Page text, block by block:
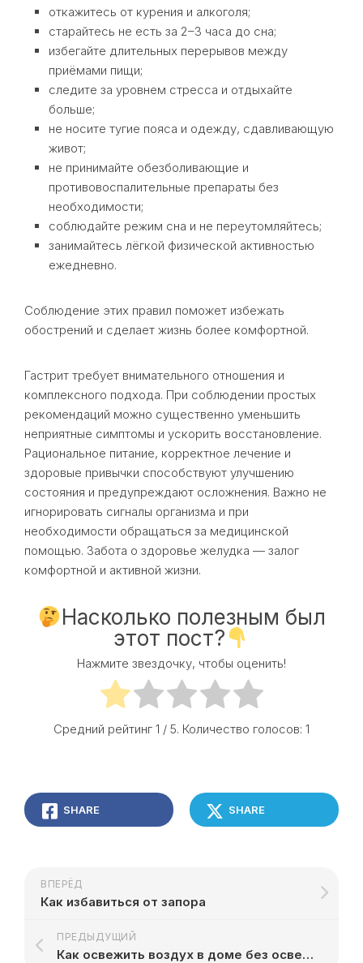
откажитесь от курения и алкоголя;
старайтесь не есть за 2–3 часа до сна;
избегайте длительных перерывов между
приёмами пищи;
следите за уровнем стресса и отдыхайте
больше;
не носите тугие пояса и одежду, сдавливающую
живот;
не принимайте обезболивающие и
противовоспалительные препараты без
необходимости;
соблюдайте режим сна и не переутомляйтесь;
занимайтесь лёгкой физической активностью
ежедневно.
Соблюдение этих правил поможет избежать
обострений и сделает жизнь более комфортной.
Гастрит требует внимательного отношения и
комплексного подхода. При соблюдении простых
рекомендаций можно существенно уменьшить
неприятные симптомы и ускорить восстановление.
Рациональное питание, корректное лечение и
здоровые привычки способствуют улучшению
состояния и предупреждают осложнения. Важно не
игнорировать сигналы организма и при
необходимости обращаться за медицинской
помощью. Забота о здоровье желудка — залог
комфортной и активной жизни.
Насколько полезным был
этот пост?
Нажмите звездочку, чтобы оценить!
Средний рейтинг 1 / 5. Количество голосов: 1
SHARE SHARE
ВПЕРЁД
Как избавиться от запора
ПРЕДЫДУЩИЙ
Как освежить воздух в доме без освежителей